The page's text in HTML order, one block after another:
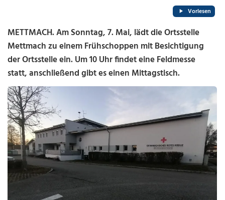
Vorlesen
METTMACH. Am Sonntag, 7. Mai, lädt die Ortsstelle
Mettmach zu einem Frühschoppen mit Besichtigung
der Ortsstelle ein. Um 10 Uhr findet eine Feldmesse
statt, anschließend gibt es einen Mittagstisch.